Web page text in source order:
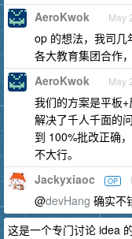
AeroKwok May
op 的想法，我司几
各大教育集团合作
AeroKwok May
我们的方案是平板+
解决了千人千面的
到 100%批改正确
不大行。
Jackyxiaoc OP
@devHang 确实不
这是一个专门讨论 idea 的